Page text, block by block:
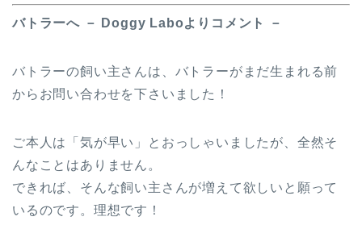
バトラーへ － Doggy Laboよりコメント －
バトラーの飼い主さんは、バトラーがまだ生まれる前
からお問い合わせを下さいました！
ご本人は「気が早い」とおっしゃいましたが、全然そ
んなことはありません。
できれば、そんな飼い主さんが増えて欲しいと願って
いるのです。理想です！